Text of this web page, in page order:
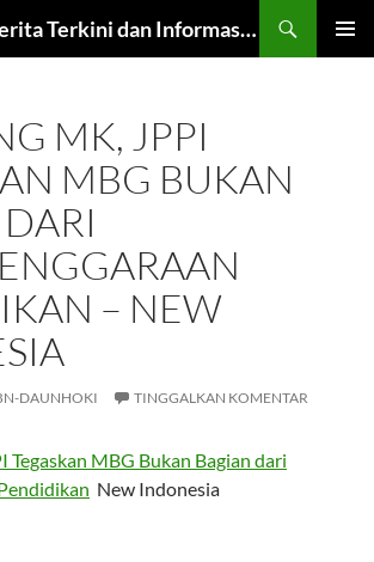
Media Online Berita Terkini dan Informasi Harian
MK, JPPI
MBG BUKAN
– NEW
DAUNHOKI TINGGALKAN KOMENTAR
Tegaskan MBG Bukan Bagian dari
New Indonesia